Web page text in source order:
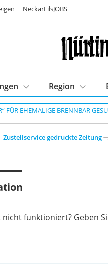
FÜR EHEMALIGE BRENNBAR
Region
NeckarFilsJOBS
Zustellservice gedruckte Zeitung
funktioniert? Geben